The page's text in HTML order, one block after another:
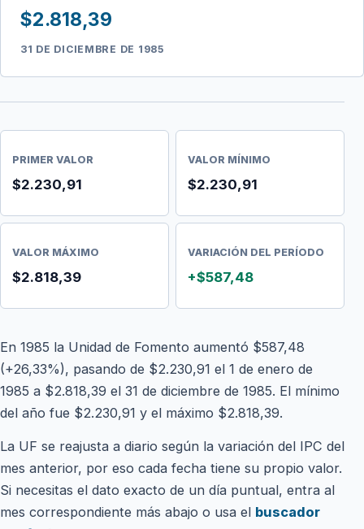
$2.818,39
31 DE DICIEMBRE DE 1985
PRIMER VALOR
$2.230,91
VALOR MÍNIMO
$2.230,91
VALOR MÁXIMO
$2.818,39
VARIACIÓN DEL PERÍODO
+$587,48
En 1985 la Unidad de Fomento aumentó $587,48
(+26,33%), pasando de $2.230,91 el 1 de enero de
1985 a $2.818,39 el 31 de diciembre de 1985. El mínimo
del año fue $2.230,91 y el máximo $2.818,39.
La UF se reajusta a diario según la variación del IPC del
mes anterior, por eso cada fecha tiene su propio valor.
Si necesitas el dato exacto de un día puntual, entra al
mes correspondiente más abajo o usa el buscador